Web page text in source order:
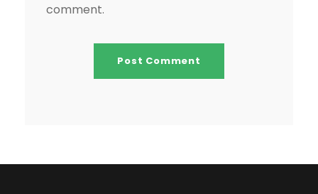
comment.